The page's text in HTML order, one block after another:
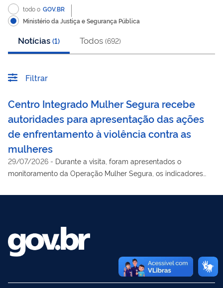
todo o GOV.BR
Ministério da Justiça e Segurança Pública
Notícias (1) Todos (692)
Filtrar
Centro Integrado Mulher Segura recebe
autoridades para apresentação das ações
de enfrentamento à violência contra as
mulheres
29/07/2026 - Durante a visita, foram apresentados o
monitoramento da Operação Mulher Segura, os indicadores
enfrentamento à violência contra as mulheres